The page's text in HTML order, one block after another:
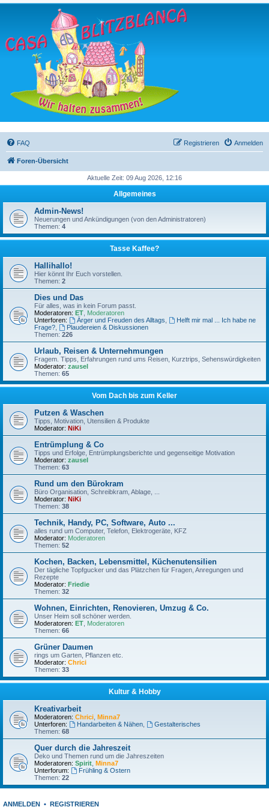
FAQ Anmelden
Registrieren
Foren-Übersicht
Aktuelle Zeit: 09 Aug 2026, 12:16
Allgemeines
Admin-News!
Neuerungen und Ankündigungen (von den Administratoren)
Themen: 4
Tasse Kaffee?
Hallihallo!
Hier könnt Ihr Euch vorstellen.
Themen: 2
Dies und Das
Für alles, was in kein Forum passt.
Moderatoren: ET Moderatoren
Unterforen:
Ärger und Freuden des Alltags
Helft mir mal ... Ich habe ne
Frage?
Plaudereien & Diskussionen
Themen: 226
Urlaub, Reisen & Unternehmungen
Fragem. Tipps, Erfahrungen rund ums Reisen, Kurztrips, Sehenswürdigkeiten
Moderator: zausel
Themen: 65
Vom Dach bis zum Keller
Putzen & Waschen
Tipps, Motivation, Utensilien & Produkte
Moderator: NiKi
Entrümplung & Co
Tipps und Erfolge, Entrümplungsberichte und gegenseitige Motivation
Moderator: zausel
Themen: 63
Rund um den Bürokram
Büro Organisation, Schreibkram, Ablage, ...
Moderator: NiKi
Themen: 38
Technik, Handy, PC, Software, Auto ...
alles rund um Computer, Telefon, Elektrogeräte, KFZ
Moderator: Moderatoren
Themen: 52
Kochen, Backen, Lebensmittel, Küchenutensilien
Der tägliche Topfgucker und das Plätzchen für Fragen, Anregungen und
Rezepte
Moderator: Friedie
Themen: 32
Wohnen, Einrichten, Renovieren, Umzug & Co.
Unser Heim soll schöner werden.
Moderatoren: ET Moderatoren
Themen: 66
Grüner Daumen
rings um Garten, Pflanzen etc.
Moderator: Chrici
Themen: 33
Kultur & Hobby
Kreativarbeit
Moderatoren: Chrici Minna7
Unterforen:
Handarbeiten & Nähen,
Gestalterisches
Themen: 68
Quer durch die Jahreszeit
Deko und Themen rund um die Jahreszeiten
Moderatoren: Spirit Minna7
Unterforum:
Frühling & Ostern
Themen: 22
ANMELDEN • REGISTRIEREN